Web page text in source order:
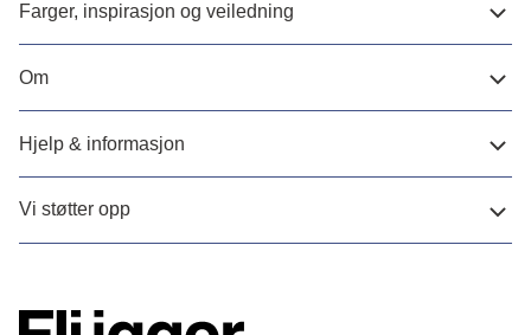
Farger, inspirasjon og veiledning
Om
Hjelp & informasjon
Vi støtter opp